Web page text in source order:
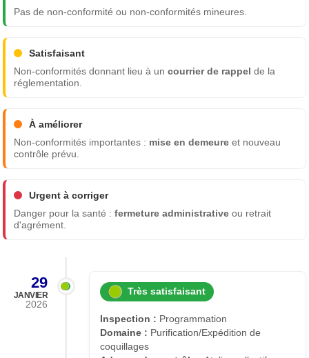
Pas de non-conformité ou non-conformités mineures.
Satisfaisant
Non-conformités donnant lieu à uncourrier de rappel de la
réglementation.
À améliorer
Non-conformités importantes : mise en demeure et nouveau
contrôle prévu.
Urgent à corriger
Danger pour la santé :fermeture administrative ou retrait
d'agrément.
29
JANVIER
2026
Très satisfaisant
Inspection : Programmation
Domaine : Purification/Expédition de
coquillages